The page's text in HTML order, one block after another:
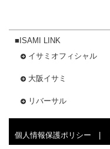
■ISAMI LINK
イサミオフィシャル
大阪イサミ
リバーサル
個人情報保護ポリシー